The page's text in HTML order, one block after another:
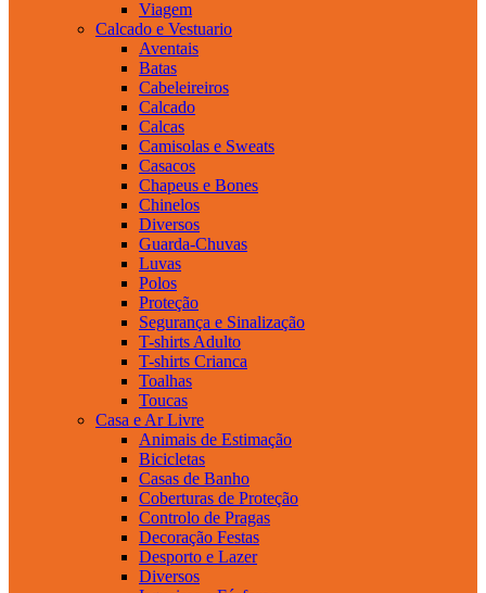
Viagem
Calcado e Vestuario
Aventais
Batas
Cabeleireiros
Calcado
Calcas
Camisolas e Sweats
Casacos
Chapeus e Bones
Chinelos
Diversos
Guarda-Chuvas
Luvas
Polos
Proteção
Segurança e Sinalização
T-shirts Adulto
T-shirts Crianca
Toalhas
Toucas
Casa e Ar Livre
Animais de Estimação
Bicicletas
Casas de Banho
Coberturas de Proteção
Controlo de Pragas
Decoração Festas
Desporto e Lazer
Diversos